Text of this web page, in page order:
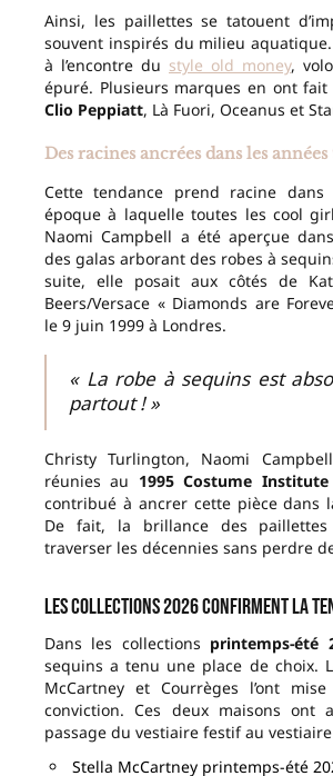
Ainsi, les paillettes se tatouent
souvent inspirés du milieu
à l’encontre du style old money,
épuré. Plusieurs marques en ont
Clio Peppiatt, Là Fuori, Oceanus et
Des racines ancrées dans les années
Cette tendance prend racine dans
époque à laquelle toutes les cool
Naomi Campbell a été aperçue
des galas arborant des robes à
suite, elle posait aux côtés de
Beers/Versace « Diamonds are
le 9 juin 1999 à Londres.
« La robe à sequins est
partout ! »
Christy Turlington, Naomi
réunies au 1995 Costume Institute
contribué à ancrer cette pièce dans
De fait, la brillance des
traverser les décennies sans perdre
Les collections 2026 confirment la
Dans les collections printemps-été
sequins a tenu une place de choix.
McCartney et Courrèges l’ont
conviction. Ces deux maisons ont
passage du vestiaire festif au
Stella McCartney printemps-été